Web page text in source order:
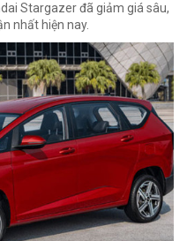
Stargazer đã giảm giá sâu,
nhất hiện nay.